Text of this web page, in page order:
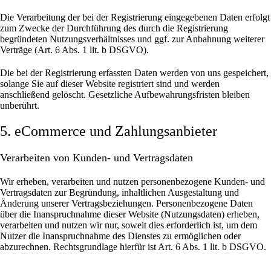
Die Verarbeitung der bei der Registrierung eingegebenen Daten erfolgt
zum Zwecke der Durchführung des durch die Registrierung
begründeten Nutzungsverhältnisses und ggf. zur Anbahnung weiterer
Verträge (Art. 6 Abs. 1 lit. b DSGVO).
Die bei der Registrierung erfassten Daten werden von uns gespeichert,
solange Sie auf dieser Website registriert sind und werden
anschließend gelöscht. Gesetzliche Aufbewahrungsfristen bleiben
unberührt.
5. eCommerce und Zahlungs­anbieter
Verarbeiten von Kunden- und Vertragsdaten
Wir erheben, verarbeiten und nutzen personenbezogene Kunden- und
Vertragsdaten zur Begründung, inhaltlichen Ausgestaltung und
Änderung unserer Vertragsbeziehungen. Personenbezogene Daten
über die Inanspruchnahme dieser Website (Nutzungsdaten) erheben,
verarbeiten und nutzen wir nur, soweit dies erforderlich ist, um dem
Nutzer die Inanspruchnahme des Dienstes zu ermöglichen oder
abzurechnen. Rechtsgrundlage hierfür ist Art. 6 Abs. 1 lit. b DSGVO.